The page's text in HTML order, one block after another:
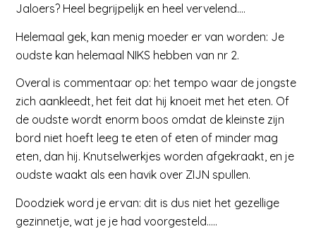
Jaloers? Heel begrijpelijk en heel vervelend….
Helemaal gek, kan menig moeder er van worden: Je
oudste kan helemaal NIKS hebben van nr 2.
Overal is commentaar op: het tempo waar de jongste
zich aankleedt, het feit dat hij knoeit met het eten. Of
de oudste wordt enorm boos omdat de kleinste zijn
bord niet hoeft leeg te eten of eten of minder mag
eten, dan hij. Knutselwerkjes worden afgekraakt, en je
oudste waakt als een havik over ZIJN spullen.
Doodziek word je ervan: dit is dus niet het gezellige
gezinnetje, wat je je had voorgesteld…..